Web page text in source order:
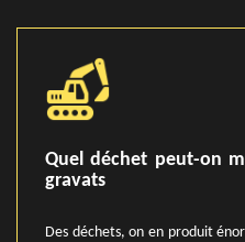
Quel déchet peut-on
gravats
Des déchets, on en produit